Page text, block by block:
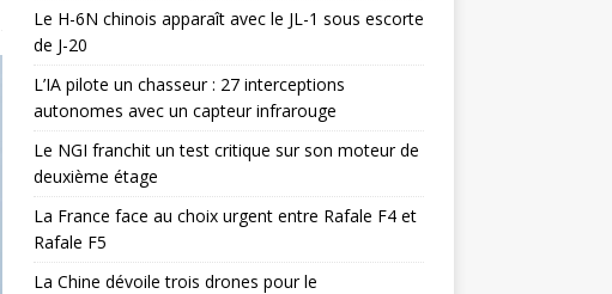
Le H-6N chinois apparaît avec le JL-1 sous escorte
de J-20
L’IA pilote un chasseur : 27 interceptions
autonomes avec un capteur infrarouge
Le NGI franchit un test critique sur son moteur de
deuxième étage
La France face au choix urgent entre Rafale F4 et
Rafale F5
La Chine dévoile trois drones pour le